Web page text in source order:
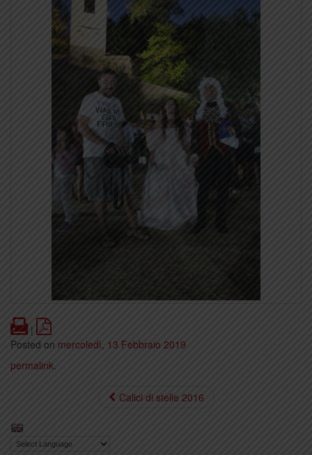
Print
|
Posted on mercoledì, 13 Febbraio 2019
permalink.
Calici di stelle 2016